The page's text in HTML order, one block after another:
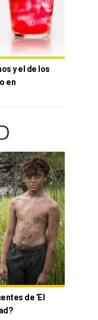
y el de los
en
de ‘El